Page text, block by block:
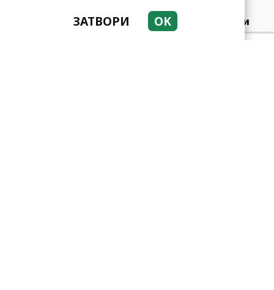
Добре е да знаете! Тези
три зодии умеят да
ЗАТВОРИ OK